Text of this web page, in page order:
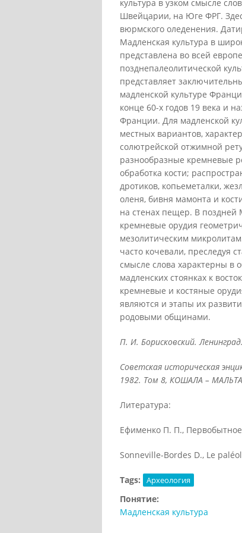
культура в узком смысле
Швейцарии, на Юге ФРГ.
вюрмского оледенения.
Мадленская культура в
представлена во всей
позднепалеолитической
представляет
мадленской культуре
конце 60-х годов 19 века и
Франции. Для мадленской
местных вариантов,
солютрейской отжимной
разнообразные кремневые
обработка кости;
дротиков, копьеметалки,
оленя, бивня мамонта и
на стенах пещер. В поздней
кремневые орудия
мезолитическим
часто кочевали, преследуя
смысле слова характерны в
мадленских стоянках к
кремневые и костяные
являются и этапы их
родовыми общинами.
П. И. Борисковский. Ленинград.
Советская историческая
1982. Том 8, КОШАЛА –
Литература:
Ефименко П. П.,
Sonneville-Bordes D., Le
Tags: Археология
Понятие:
Мадленская культура